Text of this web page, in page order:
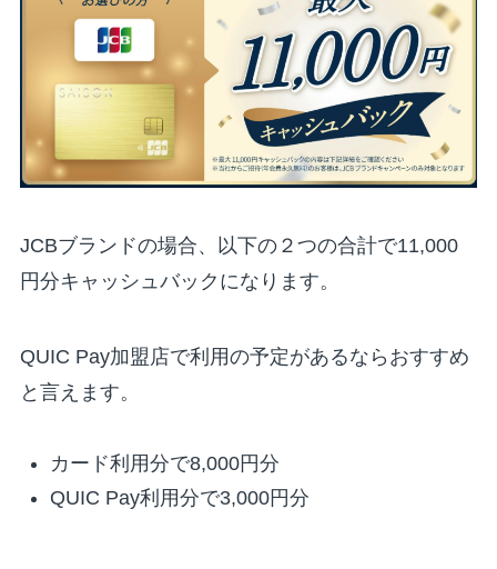
JCBブランドの場合、以下の２つの合計で11,000
円分キャッシュバックになります。
QUIC Pay加盟店で利用の予定があるならおすすめ
と言えます。
カード利用分で8,000円分
QUIC Pay利用分で3,000円分